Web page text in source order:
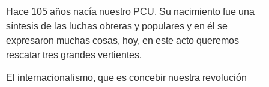
Hace 105 años nacía nuestro PCU. Su nacimiento fue una
síntesis de las luchas obreras y populares y en él se
expresaron muchas cosas, hoy, en este acto queremos
rescatar tres grandes vertientes.
El internacionalismo, que es concebir nuestra revolución